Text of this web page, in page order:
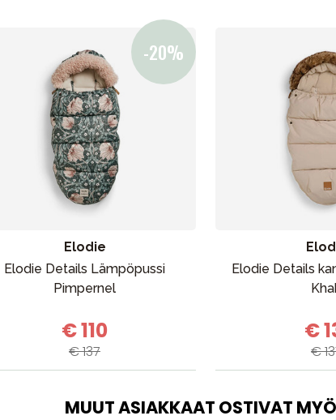
Elodie
Elodie Details Lämpöpussi
Pimpernel
€ 110
€ 137
Elodie Details
€
€
MUUT ASIAKKAAT OSTIVAT
Outlet Opas Ota meihin yhteyttä